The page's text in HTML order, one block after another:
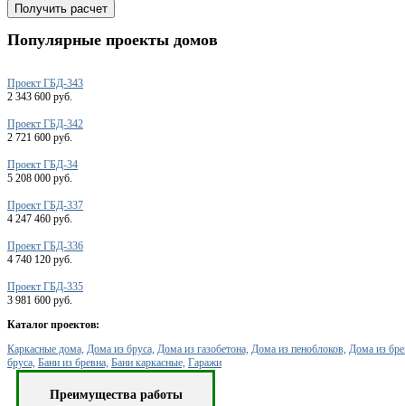
Получить расчет
Популярные проекты домов
Проект ГБД-343
2 343 600 руб.
Проект ГБД-342
2 721 600 руб.
Проект ГБД-34
5 208 000 руб.
Проект ГБД-337
4 247 460 руб.
Проект ГБД-336
4 740 120 руб.
Проект ГБД-335
3 981 600 руб.
Каталог проектов:
Каркасные дома, Дома из бруса, Дома из газобетона, Дома из пеноблоков, Дома из
бруса, Бани из бревна, Бани каркасные, Гаражи
Преимущества работы